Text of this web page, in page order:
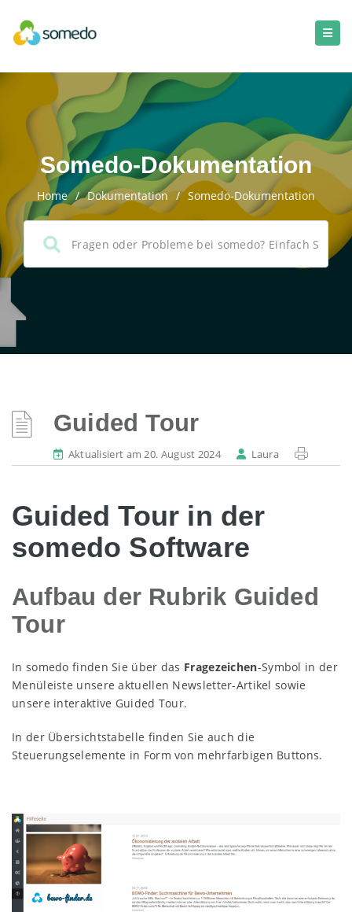
Somedo-Dokumentation
Home / Dokumentation / Somedo-Dokumentation
Guided Tour
Aktualisiert am 20. August 2024 Laura
Guided Tour in der
somedo Software
Aufbau der Rubrik Guided
Tour
In somedo finden Sie über das Fragezeichen-Symbol in der
Menüleiste unsere aktuellen Newsletter-Artikel sowie
unsere interaktive Guided Tour.
In der Übersichtstabelle finden Sie auch die
Steuerungselemente in Form von mehrfarbigen Buttons.